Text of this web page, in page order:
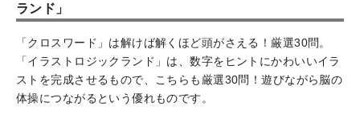
ランド」
「クロスワード」は解けば解くほど頭がさえる！厳選30問。
「イラストロジックランド」は、数字をヒントにかわいいイラ
ストを完成させるもので、こちらも厳選30問！遊びながら脳の
体操につながるという優れものです。